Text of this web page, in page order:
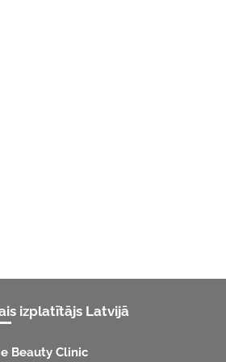
izplatītājs Latvijā
Beauty Clinic